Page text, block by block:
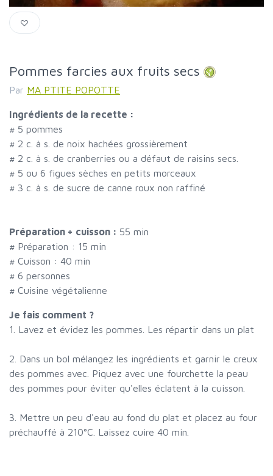
Pommes farcies aux fruits secs
Par MA PTITE POPOTTE
Ingrédients de la recette :
# 5 pommes
# 2 c. à s. de noix hachées grossièrement
# 2 c. à s. de cranberries ou a défaut de raisins secs.
# 5 ou 6 figues sèches en petits morceaux
# 3 c. à s. de sucre de canne roux non raffiné
Préparation + cuisson : 55 min
# Préparation : 15 min
# Cuisson : 40 min
# 6 personnes
# Cuisine végétalienne
Je fais comment ?
1. Lavez et évidez les pommes. Les répartir dans un plat
2. Dans un bol mélangez les ingrédients et garnir le creux
des pommes avec. Piquez avec une fourchette la peau
des pommes pour éviter qu'elles éclatent à la cuisson.
3. Mettre un peu d'eau au fond du plat et placez au four
préchauffé à 210°C. Laissez cuire 40 min.